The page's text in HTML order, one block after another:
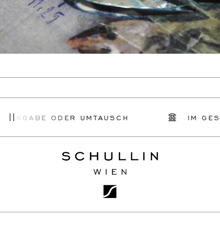
ODER UMTAUSCH IM